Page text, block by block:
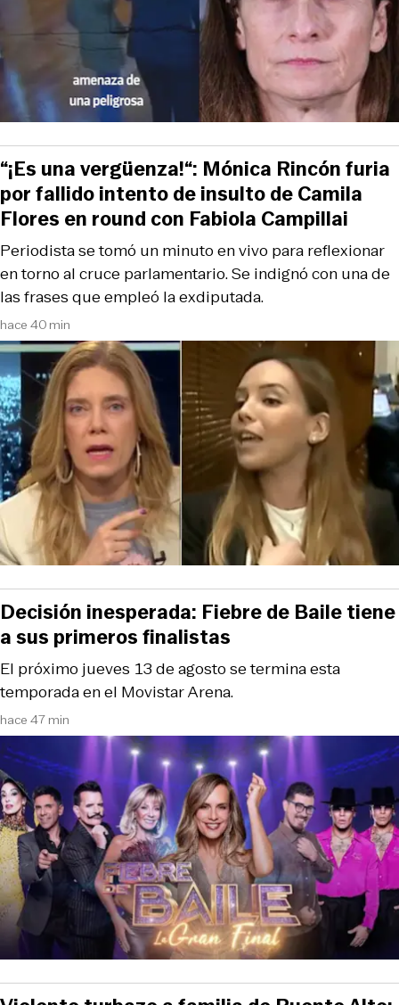
hace 40 min
Periodista se tomó un minuto en vivo para reflexionar
en torno al cruce parlamentario. Se indignó con una de
las frases que empleó la exdiputada.
“¡Es una vergüenza!“: Mónica Rincón furia
por fallido intento de insulto de Camila
Flores en round con Fabiola Campillai
hace 47 min
El próximo jueves 13 de agosto se termina esta
temporada en el Movistar Arena.
Decisión inesperada: Fiebre de Baile tiene
a sus primeros finalistas